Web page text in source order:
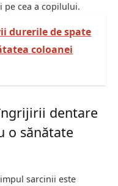
pe cea a copilului.
durerile de spate
coloanei
dentare
o sănătate
sarcinii este